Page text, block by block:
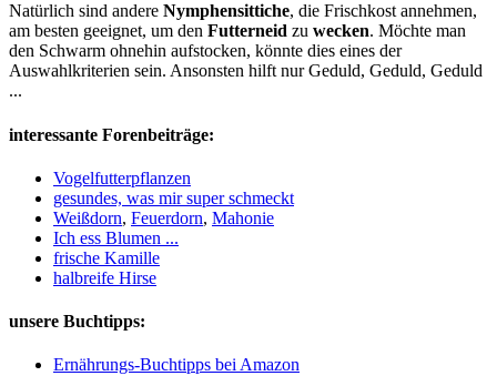
Natürlich sind andere Nymphensittiche, die Frischkost annehmen,
am besten geeignet, um den Futterneid zu wecken. Möchte man
den Schwarm ohnehin aufstocken, könnte dies eines der
Auswahlkriterien sein. Ansonsten hilft nur Geduld, Geduld, Geduld
...
interessante Forenbeiträge:
Vogelfutterpflanzen
gesundes, was mir super schmeckt
Weißdorn, Feuerdorn, Mahonie
Ich ess Blumen ...
frische Kamille
halbreife Hirse
unsere Buchtipps:
Ernährungs-Buchtipps bei Amazon